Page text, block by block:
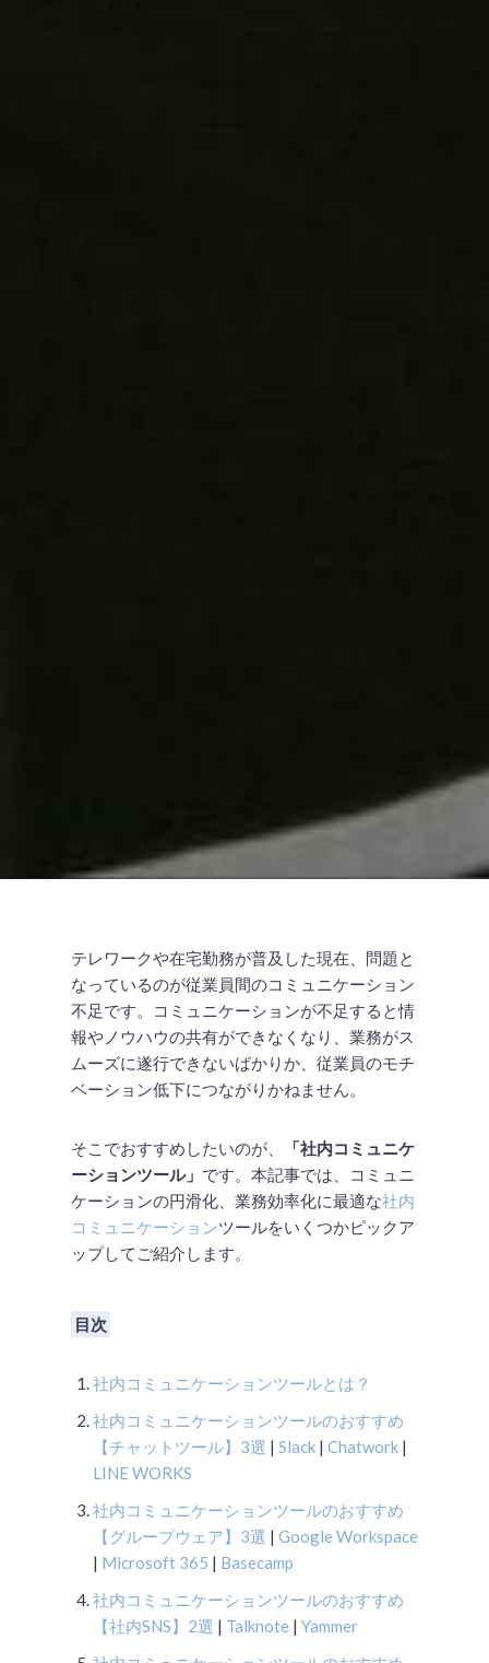
テレワークや在宅勤務が普及した現在、問題と
なっているのが従業員間のコミュニケーション
不足です。コミュニケーションが不足すると情
報やノウハウの共有ができなくなり、業務がス
ムーズに遂行できないばかりか、従業員のモチ
ベーション低下につながりかねません。
そこでおすすめしたいのが、
「社内コミュニケ
ーションツール」 です。本記事では、コミュニ
ケーションの円滑化、業務効率化に最適な社内
コミュニケーションツールをいくつかピックア
ップしてご紹介します。
目次
社内コミュニケーションツールとは？
社内コミュニケーションツールのおすすめ
【チャットツール】3選 | Slack | Chatwork |
LINE WORKS
社内コミュニケーションツールのおすすめ
【グループウェア】3選 | Google Workspace
| Microsoft 365 | Basecamp
社内コミュニケーションツールのおすすめ
【社内SNS】2選 | Talknote | Yammer